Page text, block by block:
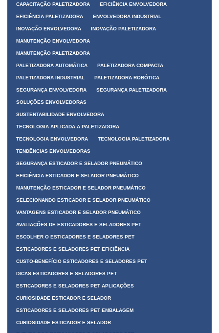
CAPACITAÇÃO PALETIZADORA EFICIÊNCIA ENVOLVEDORA
EFICIÊNCIA PALETIZADORA ENVOLVEDORA INDUSTRIAL
INOVAÇÃO ENVOLVEDORA INOVAÇÃO PALETIZADORA
MANUTENÇÃO ENVOLVEDORA
MANUTENÇÃO PALETIZADORA
PALETIZADORA AUTOMÁTICA PALETIZADORA COMPACTA
PALETIZADORA INDUSTRIAL PALETIZADORA ROBÓTICA
SEGURANÇA ENVOLVEDORA SEGURANÇA PALETIZADORA
SOLUÇÕES ENVOLVEDORAS
SUSTENTABILIDADE ENVOLVEDORA
TECNOLOGIA APLICADA A PALETIZADORA
TECNOLOGIA ENVOLVEDORA TECNOLOGIA PALETIZADORA
TENDÊNCIAS ENVOLVEDORAS
SEGURANÇA ESTICADOR E SELADOR PNEUMÁTICO
EFICIÊNCIA ESTICADOR E SELADOR PNEUMÁTICO
MANUTENÇÃO ESTICADOR E SELADOR PNEUMÁTICO
SELECIONANDO ESTICADOR E SELADOR PNEUMÁTICO
VANTAGENS ESTICADOR E SELADOR PNEUMÁTICO
AVALIAÇÕES DE ESTICADORES E SELADORES PET
ESCOLHER O ESTICADORES E SELADORES PET
ESTICADORES E SELADORES PET EFICIÊNCIA
CUSTO-BENEFÍCIO ESTICADORES E SELADORES PET
DICAS ESTICADORES E SELADORES PET
ESTICADORES E SELADORES PET APLICAÇÕES
CURIOSIDADE ESTICADOR E SELADOR
ESTICADORES E SELADORES PET EMBALAGEM
CURIOSIDADE ESTICADOR E SELADOR